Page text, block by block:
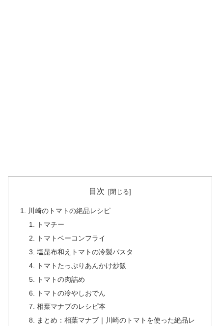
目次
川崎のトマトの絶品レシピ
トマチー
トマトベーコンフライ
塩昆布和えトマトの冷製パスタ
トマトたっぷりあんかけ炒飯
トマトの肉詰め
トマトの冷やしおでん
相葉マナブのレシピ本
まとめ：相葉マナブ｜川崎のトマトを使った絶品レ